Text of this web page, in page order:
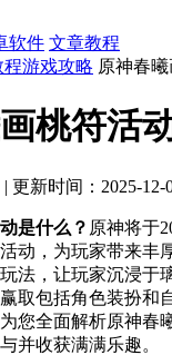
软件 文章教程
程游戏攻略 原神春
桃符活
| 更新时间：2025-12-
是什么？ 原神将于
动，为玩家带来丰
法，让玩家沉浸于
取包括角色装扮和
您全面解析原神春
并收获满满乐趣。